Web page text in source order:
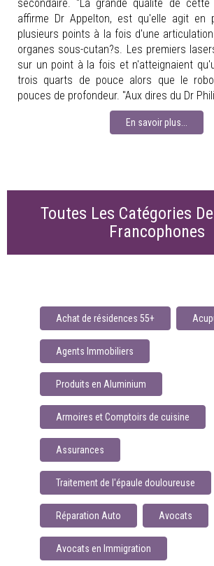
secondaire. "La grande qualité de cette
affirme Dr Appelton, est qu'elle agit en
plusieurs points à la fois d'une
organes sous-cutan?s. Les premiers
sur un point à la fois et n'atteignaient
trois quarts de pouce alors que le
pouces de profondeur. "Aux dires du Dr
En savoir plus...
Toutes Les Catégories
Francophones
Achat de résidences 55+
Agents Immobiliers
Produits en Aluminium
Armoires et Comptoirs de cuisine
Assurances
Traitement de l'épaule douloureuse
Réparation Auto Avocats
Avocats en Immigration